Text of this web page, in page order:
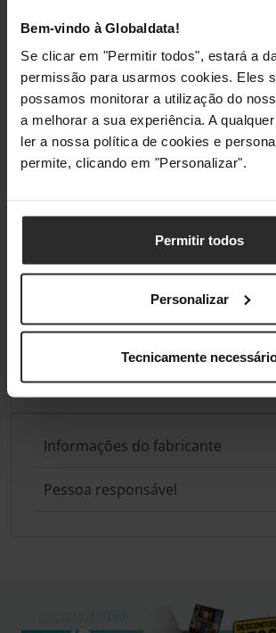
Bem-vindo à Globaldata!
Se clicar em "Permitir todos", estará a
permissão para usarmos cookies. Eles
possamos monitorar a utilização do
a melhorar a sua experiência. A
ler a nossa política de cookies e
permite, clicando em "Personalizar".
Permitir todos
Personalizar
Tecnicamente
Análises de produtos agregadas de todas as lojas
Conformidade
Informações do fabricante
Pessoa responsável